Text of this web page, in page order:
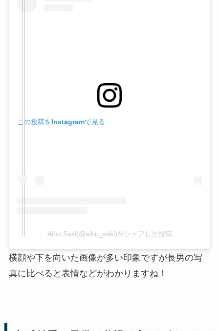
この投稿をInstagramで見る
Aibu Saki(@aibu_saki)がシェアした投稿
横顔や下を向いた画像が多い印象ですが長男の写
真に比べると表情などがわかりますね！